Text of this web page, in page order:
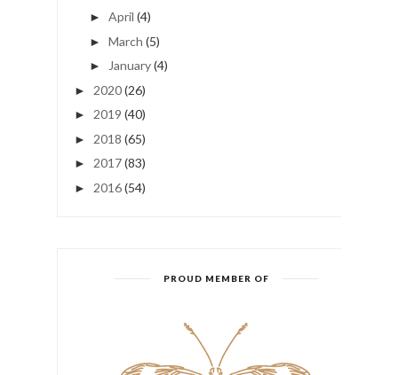
► April (4)
► March (5)
► January(4)
► 2020(26)
► 2019 (40)
► 2018 (65)
► 2017(83)
► 2016(54)
PROUD MEMBER OF